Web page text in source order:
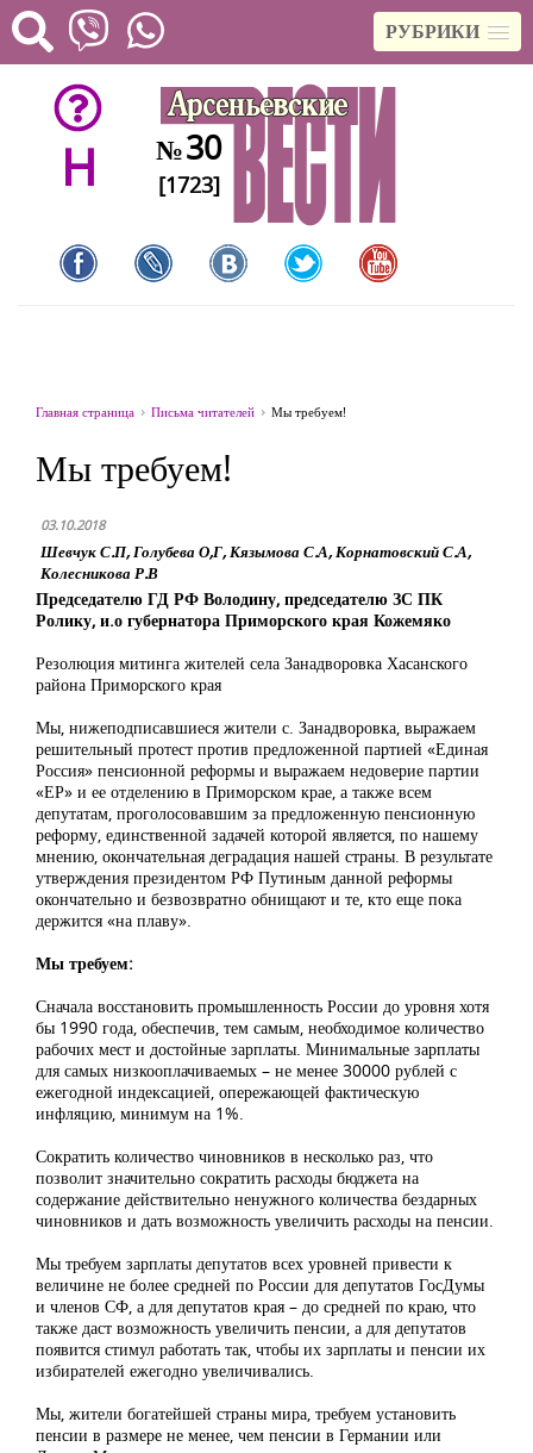
РУБРИКИ
H №30
[1723]
Главная страница Письма читателей Мы требуем!
Мы требуем!
03.10.2018
Шевчук С.П, Голубева О,Г, Кязымова С.А, Корнатовский С.А,
Колесникова Р.В
Председателю ГД РФ Володину, председателю ЗС ПК
Ролику, и.о губернатора Приморского края Кожемяко
Резолюция митинга жителей села Занадворовка Хасанского
района Приморского края
Мы, нижеподписавшиеся жители с. Занадворовка, выражаем
решительный протест против предложенной партией «Единая
Россия» пенсионной реформы и выражаем недоверие партии
«ЕР» и ее отделению в Приморском крае, а также всем
депутатам, проголосовавшим за предложенную пенсионную
реформу, единственной задачей которой является, по нашему
мнению, окончательная деградация нашей страны. В результате
утверждения президентом РФ Путиным данной реформы
окончательно и безвозвратно обнищают и те, кто еще пока
держится «на плаву».
Мы требуем:
Сначала восстановить промышленность России до уровня хотя
бы 1990 года, обеспечив, тем самым, необходимое количество
рабочих мест и достойные зарплаты. Минимальные зарплаты
для самых низкооплачиваемых – не менее 30000 рублей с
ежегодной индексацией, опережающей фактическую
инфляцию, минимум на 1%.
Сократить количество чиновников в несколько раз, что
позволит значительно сократить расходы бюджета на
содержание действительно ненужного количества бездарных
чиновников и дать возможность увеличить расходы на пенсии.
Мы требуем зарплаты депутатов всех уровней привести к
величине не более средней по России для депутатов ГосДумы
и членов СФ, а для депутатов края – до средней по краю, что
также даст возможность увеличить пенсии, а для депутатов
появится стимул работать так, чтобы их зарплаты и пенсии их
избирателей ежегодно увеличивались.
Мы, жители богатейшей страны мира, требуем установить
пенсии в размере не менее, чем пенсии в Германии или